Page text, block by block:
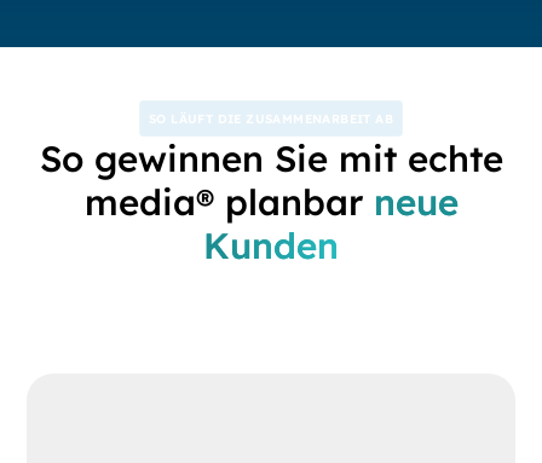
SO LÄUFT DIE ZUSAMMENARBEIT AB
So gewinnen Sie mit echte
media® planbar neue
Kunden